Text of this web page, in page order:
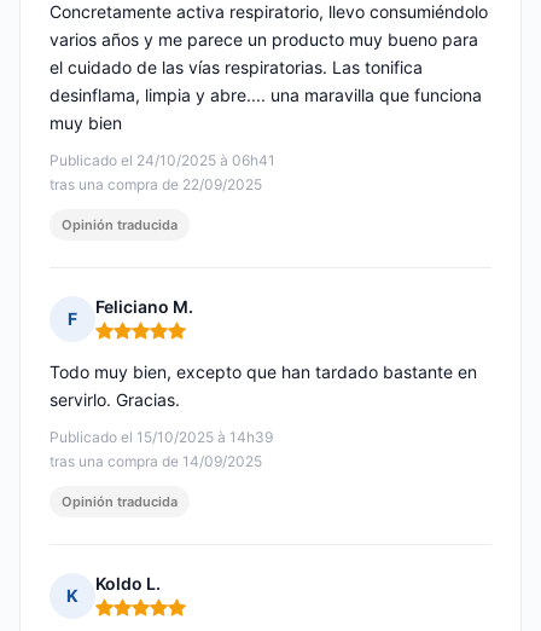
Publicado el 24/10/2025 à 06h41
tras una compra de 22/09/2025
Concretamente activa respiratorio, llevo consumiéndolo
varios años y me parece un producto muy bueno para
el cuidado de las vías respiratorias. Las tonifica
desinflama, limpia y abre.... una maravilla que funciona
muy bien
Opinión traducida
F
Feliciano M.
Nota: 5 de 5
Publicado el 15/10/2025 à 14h39
tras una compra de 14/09/2025
Todo muy bien, excepto que han tardado bastante en
servirlo. Gracias.
Opinión traducida
K
Koldo L.
Nota: 5 de 5